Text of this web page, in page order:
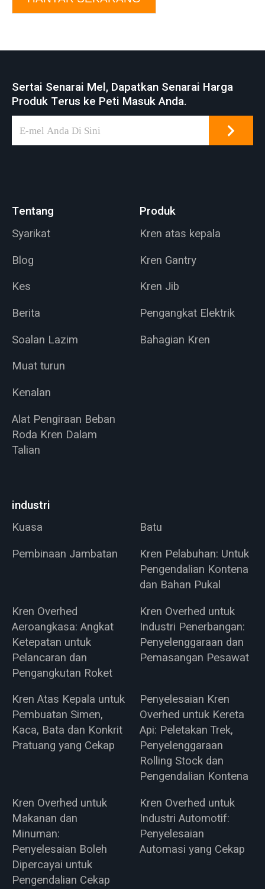
Sertai Senarai Mel, Dapatkan Senarai Harga
Produk Terus ke Peti Masuk Anda.
Tentang
Syarikat
Blog
Kes
Berita
Soalan Lazim
Muat turun
Kenalan
Alat Pengiraan Beban
Roda Kren Dalam
Talian
Produk
Kren atas kepala
Kren Gantry
Kren Jib
Pengangkat Elektrik
Bahagian Kren
industri
Kuasa
Batu
Pembinaan Jambatan
Kren Pelabuhan: Untuk
Pengendalian Kontena
dan Bahan Pukal
Kren Overhed
Aeroangkasa: Angkat
Ketepatan untuk
Pelancaran dan
Pengangkutan Roket
Kren Overhed untuk
Industri Penerbangan:
Penyelenggaraan dan
Pemasangan Pesawat
Kren Atas Kepala untuk
Pembuatan Simen,
Kaca, Bata dan Konkrit
Pratuang yang Cekap
Penyelesaian Kren
Overhed untuk Kereta
Api: Peletakan Trek,
Penyelenggaraan
Rolling Stock dan
Pengendalian Kontena
Kren Overhed untuk
Makanan dan
Minuman:
Penyelesaian Boleh
Dipercayai untuk
Pengendalian Cekap
Kren Overhed untuk
Industri Automotif:
Penyelesaian
Automasi yang Cekap